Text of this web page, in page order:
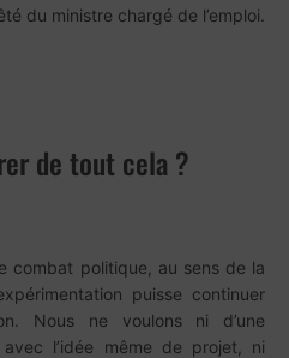
du ministre chargé de l’emploi.
de tout cela ?
combat politique, au sens de la
puisse continuer
Nous ne voulons ni d’une
avec l’idée même de projet, ni